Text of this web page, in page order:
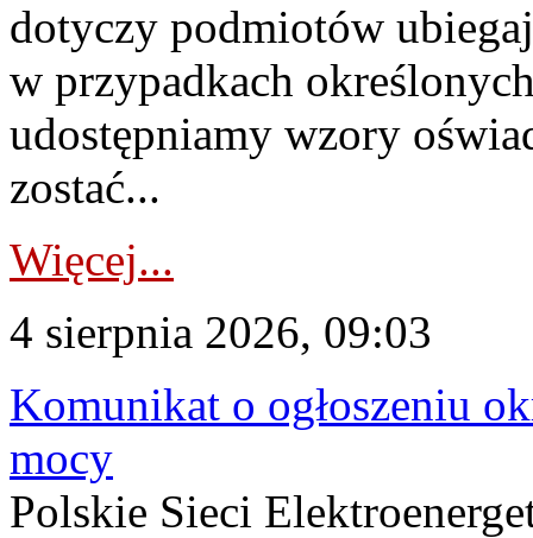
dotyczy podmiotów
w przypadkach
udostępniamy wzory
zostać...
Więcej...
4 sierpnia 2026, 09:03
Komunikat o ogłoszeniu
mocy
Polskie Sieci